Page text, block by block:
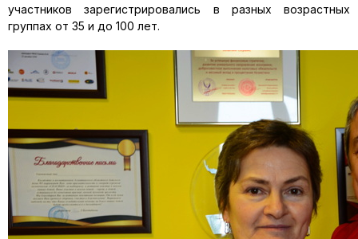
участников зарегистрировались в разных возрастных
группах от 35 и до 100 лет.